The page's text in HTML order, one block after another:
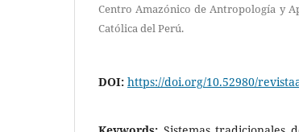
Centro Amazónico de Antropología y
Católica del Perú.
DOI: https://doi.org/10.52980/